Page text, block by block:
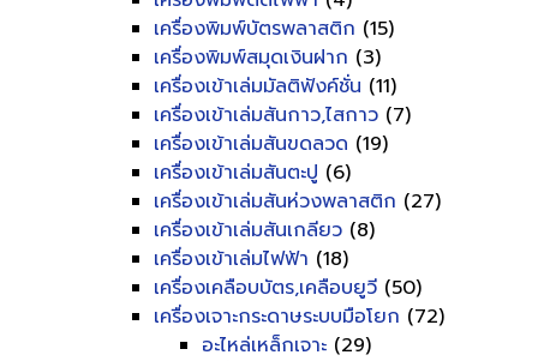
เครื่องพิมพ์บัตรพลาสติก (15)
เครื่องพิมพ์สมุดเงินฝาก (3)
เครื่องเข้าเล่มมัลติฟังค์ชั่น (11)
เครื่องเข้าเล่มสันกาว,ไสกาว (7)
เครื่องเข้าเล่มสันขดลวด (19)
เครื่องเข้าเล่มสันตะปู (6)
เครื่องเข้าเล่มสันห่วงพลาสติก (27)
เครื่องเข้าเล่มสันเกลียว (8)
เครื่องเข้าเล่มไฟฟ้า (18)
เครื่องเคลือบบัตร,เคลือบยูวี (50)
เครื่องเจาะกระดาษระบบมือโยก (72)
อะไหล่เหล็กเจาะ (29)